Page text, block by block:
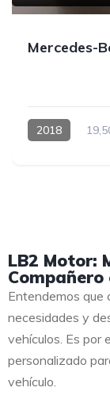
2018
LB2 Motor:
Compañero
Entendemos que
necesidades y
vehículos. Es por
personalizado
vehículo.